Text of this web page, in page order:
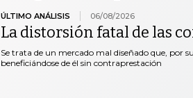
ÚLTIMO ANÁLISIS 06/08/2026
La distorsión fatal de las
Se trata de un mercado mal diseñado que, por
beneficiándose de él sin contraprestación